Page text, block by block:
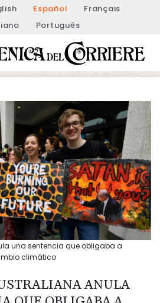
Español
Français
Português
una sentencia que obligaba a
climático
ANULA